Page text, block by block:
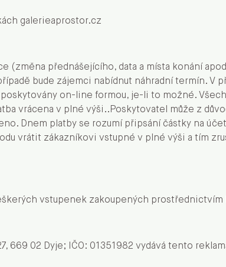
galerieaprostor.cz
(změna přednášejícího, data a místa konání
bude zájemci nabídnut náhradní termín. V
on-line formou, je-li to možné.
vrácena v plné výši..Poskytovatel může z
Dnem platby se rozumí připsání částky na
vrátit zákazníkovi vstupné v plné výši a tím
vstupenek zakoupených prostřednictvím
669 02 Dyje; IČO: 01351982 vydává tento